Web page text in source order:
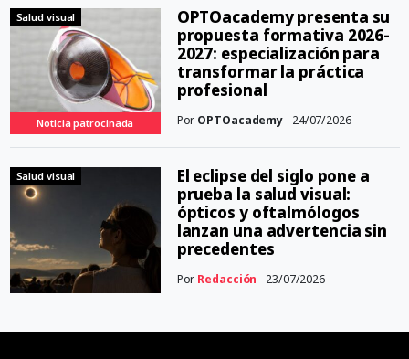
Salud visual
Noticia patrocinada
OPTOacademy presenta su
propuesta formativa 2026-
2027: especialización para
transformar la práctica
profesional
Por OPTOacademy - 24/07/2026
Salud visual
El eclipse del siglo pone a
prueba la salud visual:
ópticos y oftalmólogos
lanzan una advertencia sin
precedentes
Por Redacción - 23/07/2026